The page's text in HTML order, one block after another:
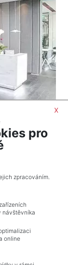
x
pro
zpracováním.
návštěvníka
online